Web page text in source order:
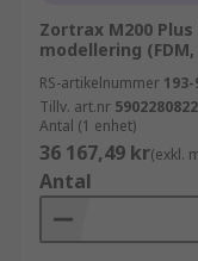
Zortrax M200
modellering
RS-artikelnummer
Tillv. art.nr
Antal (1 enhet)
36 167,49 kr(exkl.
Antal